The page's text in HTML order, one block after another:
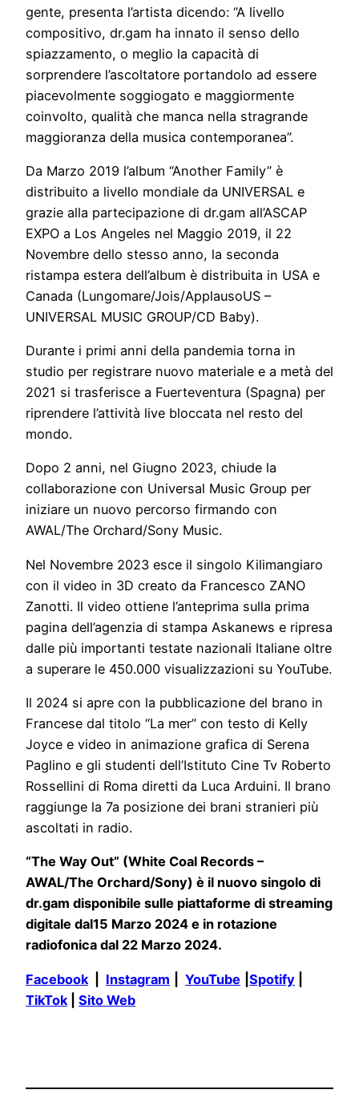
gente, presenta l’artista dicendo: “A livello
compositivo, dr.gam ha innato il senso dello
spiazzamento, o meglio la capacità di
sorprendere l’ascoltatore portandolo ad essere
piacevolmente soggiogato e maggiormente
coinvolto, qualità che manca nella stragrande
maggioranza della musica contemporanea”.
Da Marzo 2019 l’album “Another Family” è
distribuito a livello mondiale da UNIVERSAL e
grazie alla partecipazione di dr.gam all’ASCAP
EXPO a Los Angeles nel Maggio 2019, il 22
Novembre dello stesso anno, la seconda
ristampa estera dell’album è distribuita in USA e
Canada (Lungomare/Jois/ApplausoUS –
UNIVERSAL MUSIC GROUP/CD Baby).
Durante i primi anni della pandemia torna in
studio per registrare nuovo materiale e a metà del
2021 si trasferisce a Fuerteventura (Spagna) per
riprendere l’attività live bloccata nel resto del
mondo.
Dopo 2 anni, nel Giugno 2023, chiude la
collaborazione con Universal Music Group per
iniziare un nuovo percorso firmando con
AWAL/The Orchard/Sony Music.
Nel Novembre 2023 esce il singolo Kilimangiaro
con il video in 3D creato da Francesco ZANO
Zanotti. Il video ottiene l’anteprima sulla prima
pagina dell’agenzia di stampa Askanews e ripresa
dalle più importanti testate nazionali Italiane oltre
a superare le 450.000 visualizzazioni su YouTube.
Il 2024 si apre con la pubblicazione del brano in
Francese dal titolo “La mer” con testo di Kelly
Joyce e video in animazione grafica di Serena
Paglino e gli studenti dell’Istituto Cine Tv Roberto
Rossellini di Roma diretti da Luca Arduini. Il brano
raggiunge la 7a posizione dei brani stranieri più
ascoltati in radio.
“The Way Out” (White Coal Records –
AWAL/The Orchard/Sony) è il nuovo singolo di
dr.gam disponibile sulle piattaforme di streaming
digitale dal15 Marzo 2024 e in rotazione
radiofonica dal 22 Marzo 2024.
Facebook Instagram YouTube Spotify
TikTok
Sito Web